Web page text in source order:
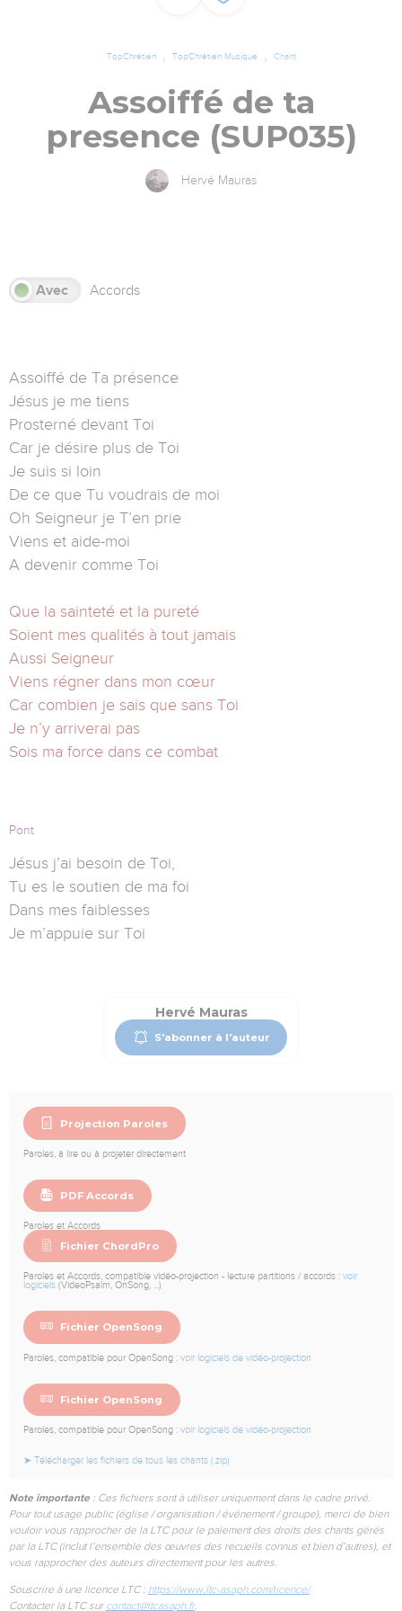
TopChrétien TopChrétien Musique Chant
Assoiffé de ta
presence (SUP035)
Hervé Mauras
Avec Accords
Assoiffé de Ta présence
Jésus je me tiens
Prosterné devant Toi
Car je désire plus de Toi
Je suis si loin
De ce que Tu voudrais de moi
Oh Seigneur je T’en prie
Viens et aide-moi
A devenir comme Toi
Que la sainteté et la pureté
Soient mes qualités à tout jamais
Aussi Seigneur
Viens régner dans mon cœur
Car combien je sais que sans Toi
Je n’y arriverai pas
Sois ma force dans ce combat
Pont
Jésus j’ai besoin de Toi,
Tu es le soutien de ma foi
Dans mes faiblesses
Je m’appuie sur Toi
Hervé Mauras
S'abonner à l'auteur
Projection Paroles
Paroles, à lire ou à projeter directement
PDF Accords
Paroles et Accords
Fichier ChordPro
Paroles et Accords, compatible vidéo-projection - lecture partitions / accords : voir
logiciels (VideoPsalm, OnSong, ...)
Fichier OpenSong
Paroles, compatible pour OpenSong : voir logiciels de vidéo-projection
Fichier OpenSong
Paroles, compatible pour OpenSong : voir logiciels de vidéo-projection
➤ Télécharger les fichiers de tous les chants (.zip)
Note importante : Ces fichiers sont à utiliser uniquement dans le cadre privé.
Pour tout usage public (église / organisation / événement / groupe), merci de bien
vouloir vous rapprocher de la LTC pour le paiement des droits des chants gérés
par la LTC (inclut l’ensemble des œuvres des recueils connus et bien d’autres), et
vous rapprocher des auteurs directement pour les autres.
Souscrire à une licence LTC : https://www.ltc-asaph.com/licence/
Contacter la LTC sur contact@ltcasaph.fr.